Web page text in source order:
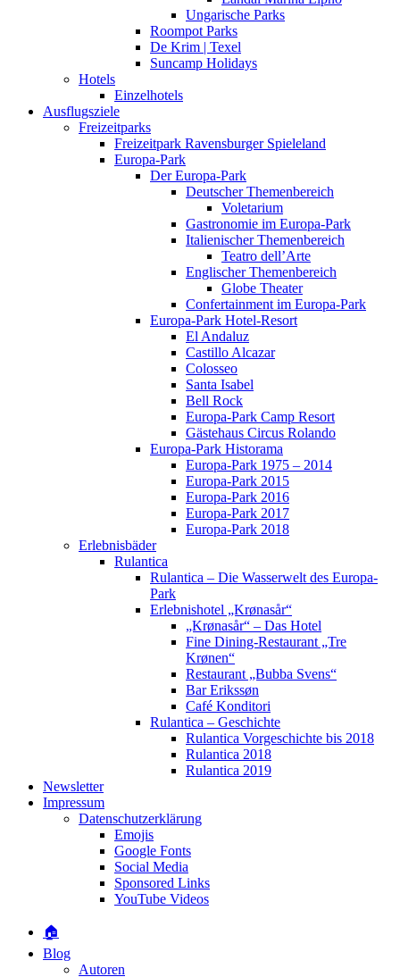
Ungarische Parks
Roompot Parks
De Krim | Texel
Suncamp Holidays
Hotels
Einzelhotels
Ausflugsziele
Freizeitparks
Freizeitpark Ravensburger Spieleland
Europa-Park
Der Europa-Park
Deutscher Themenbereich
Voletarium
Gastronomie im Europa-Park
Italienischer Themenbereich
Teatro dell’Arte
Englischer Themenbereich
Globe Theater
Confertainment im Europa-Park
Europa-Park Hotel-Resort
El Andaluz
Castillo Alcazar
Colosseo
Santa Isabel
Bell Rock
Europa-Park Camp Resort
Gästehaus Circus Rolando
Europa-Park Historama
Europa-Park 1975 – 2014
Europa-Park 2015
Europa-Park 2016
Europa-Park 2017
Europa-Park 2018
Erlebnisbäder
Rulantica
Rulantica – Die Wasserwelt des Europa-
Park
Erlebnishotel „Krønasår“
„Krønasår“ – Das Hotel
Fine Dining-Restaurant „Tre
Krønen“
Restaurant „Bubba Svens“
Bar Erikssøn
Café Konditori
Rulantica – Geschichte
Rulantica Vorgeschichte bis 2018
Rulantica 2018
Rulantica 2019
Newsletter
Impressum
Datenschutzerklärung
Emojis
Google Fonts
Social Media
Sponsored Links
YouTube Videos
🏠
Blog
Autoren